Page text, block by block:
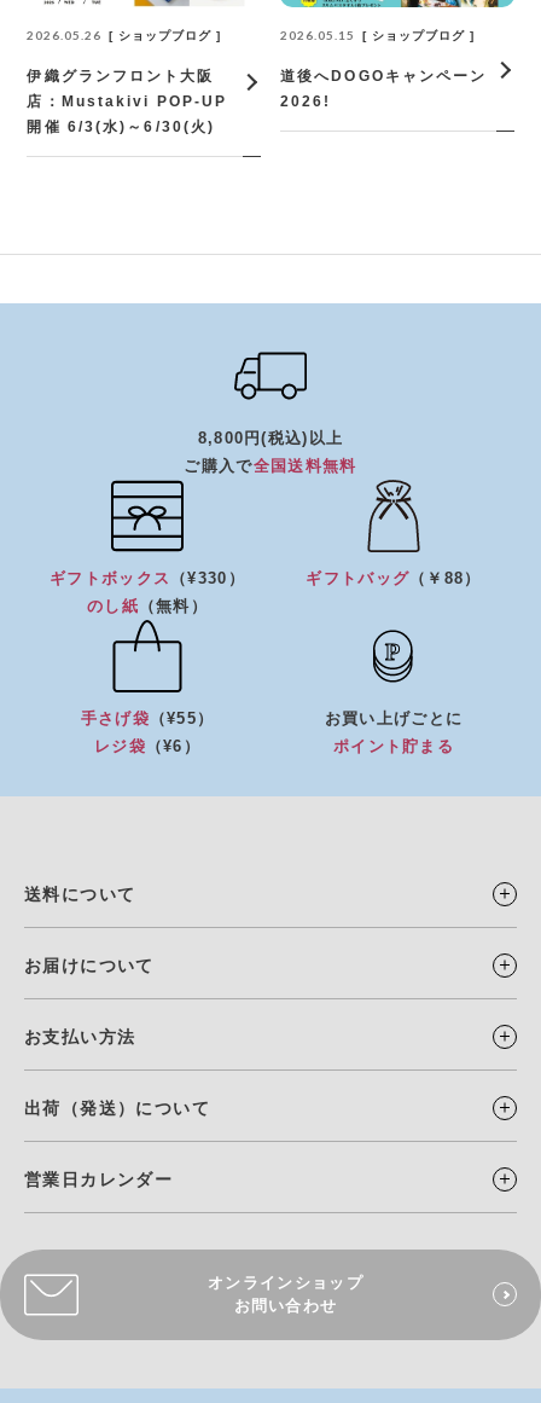
2026.05.26 ショップブログ
伊織グランフロント大阪
店：Mustakivi POP-UP
開催 6/3(水)～6/30(火)
2026.05.15 ショップブログ
道後へDOGOキャンペーン
2026!
8,800円(税込)以上
ご購入で全国送料無料
ギフトボックス
（¥330）
のし紙 （無料）
ギフトバッグ （￥88）
手さげ袋 （¥55）
レジ袋 （¥6）
お買い上げごとに
ポイント貯まる
送料について
お届けについて
お支払い方法
出荷（発送）について
営業日カレンダー
オンラインショップ
お問い合わせ